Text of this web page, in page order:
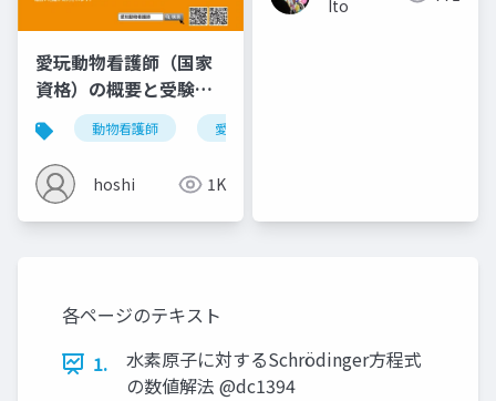
愛玩動物看護師（国家
資格）の概要と受験資
格
動物看護師 愛玩動物看護師
hoshi 1K
Ito
各ページのテキスト
1.
水素原子に対するSchrödinger方程式
の数値解法 @dc1394